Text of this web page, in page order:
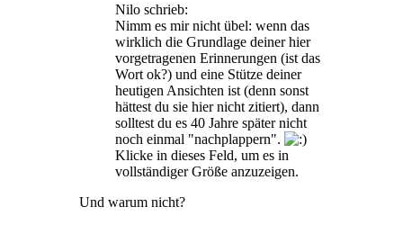
Nilo schrieb:
Nimm es mir nicht übel: wenn das
wirklich die Grundlage deiner hier
vorgetragenen Erinnerungen (ist das
Wort ok?) und eine Stütze deiner
heutigen Ansichten ist (denn sonst
hättest du sie hier nicht zitiert), dann
solltest du es 40 Jahre später nicht
noch einmal "nachplappern".
Klicke in dieses Feld, um es in
vollständiger Größe anzuzeigen.
Und warum nicht?